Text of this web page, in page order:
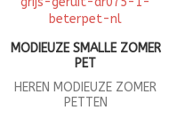
MODIEUZE SMALLE ZOMER
PET
HEREN MODIEUZE ZOMER
PETTEN